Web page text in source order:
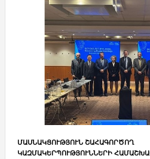
ՄԱՍՆԱԿՑՈՒԹՅՈՒՆ ՇԱՀԱԳՈՐԾՈՂ
ԿԱԶՄԱԿԵՐՊՈՒԹՅՈՒՆՆԵՐԻ